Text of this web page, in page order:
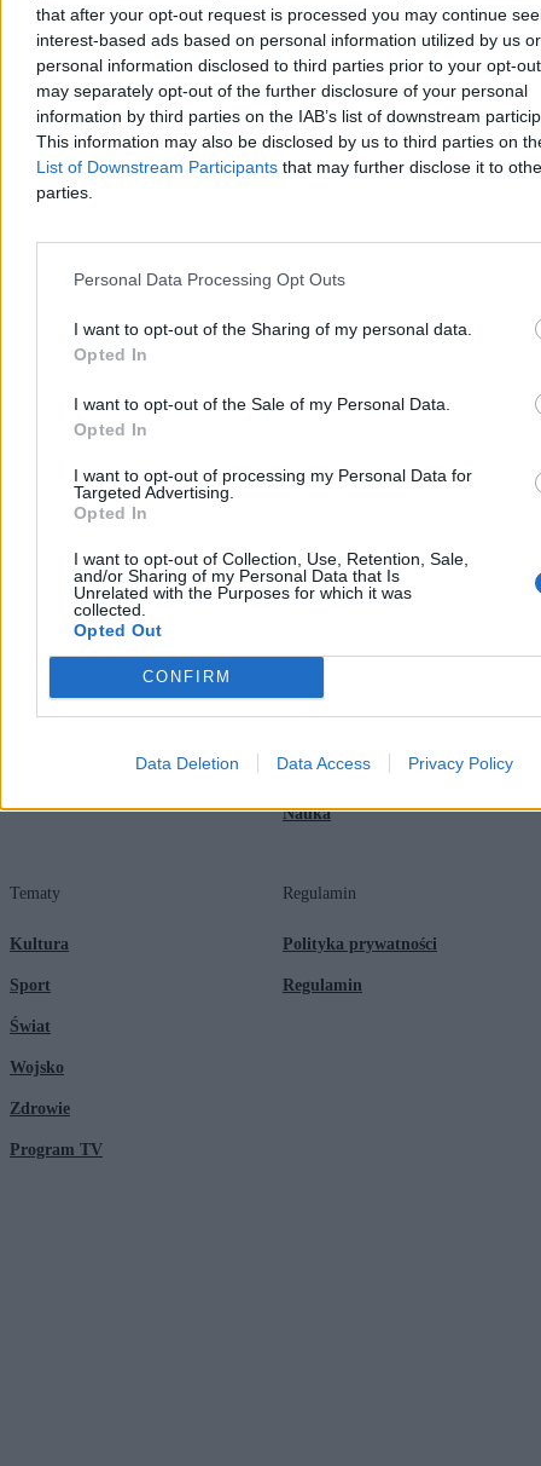
that after your opt-out request is processed you may continue
interest-based ads based on personal information utilized by us or
personal information disclosed to third parties prior to your opt-
may separately opt-out of the further disclosure of your personal
information by third parties on the IAB’s list of downstream
This information may also be disclosed by us to third parties on
List of Downstream Participants that may further disclose it to
parties.
Personal Data Processing Opt Outs
I want to opt-out of the Sharing of my personal data.
Opted In
I want to opt-out of the Sale of my Personal Data.
Opted In
I want to opt-out of processing my Personal Data for
Targeted Advertising.
Opted In
I want to opt-out of Collection, Use, Retention, Sale,
and/or Sharing of my Personal Data that Is
Unrelated with the Purposes for which it was
collected.
Opted Out
CONFIRM
Data Deletion Data Access Privacy Policy
Kto Ty jesteś? Czy dzieci migrantów staną się
częścią polskiego społeczeństwa, gdy dorosną
Dzieci, które dziś uczą się polskiego alfabetu, za dwie dekady będą
współtworzyć gospodarkę i życie społeczne kraju. Wśród nich coraz
więcej będzie miało migracyjne korzenie – i to od nas zależy, czy
01.06.2026
Redakcja
Tematy
Moto
Nauka
Tematy
Kultura
Sport
Świat
Wojsko
Zdrowie
Program TV
Regulamin
Polityka prywatności
Regulamin